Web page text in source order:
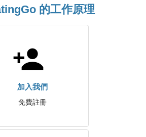
的工作原理
加入我們
免費註冊